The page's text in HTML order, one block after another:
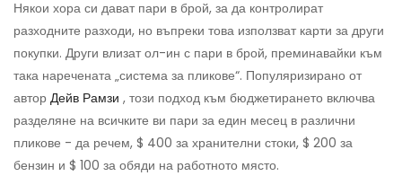
Някои хора си дават пари в брой, за да контролират
разходните разходи, но въпреки това използват карти за други
покупки. Други влизат ол-ин с пари в брой, преминавайки към
така наречената „система за пликове“. Популяризирано от
автор Дейв Рамзи , този подход към бюджетирането включва
разделяне на всичките ви пари за един месец в различни
пликове - да речем, $ 400 за хранителни стоки, $ 200 за
бензин и $ 100 за обяди на работното място.